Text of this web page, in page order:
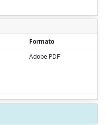
Formato
Adobe PDF